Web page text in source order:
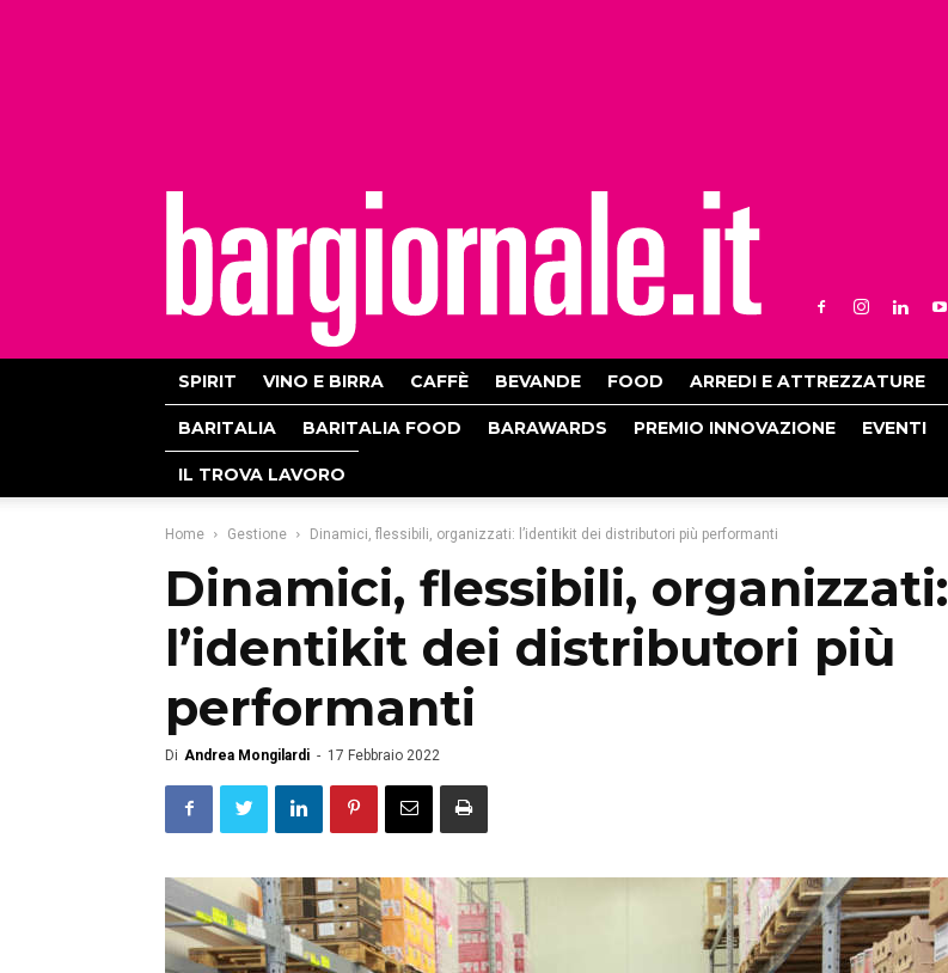
SPIRIT VINO E BIRRA CAFFÈ BEVANDE FOOD ARREDI E ATTREZZATURE
BARITALIA BARITALIA FOOD BARAWARDS PREMIO INNOVAZIONE EVENTI
IL TROVA LAVORO
Home Gestione Dinamici, flessibili, organizzati: l’identikit dei distributori più performanti
Dinamici, flessibili, organizzati:
l’identikit dei distributori più
performanti
Di Andrea Mongilardi - 17 Febbraio 2022